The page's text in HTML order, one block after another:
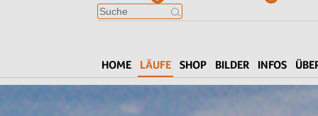
HOME LÄUFE SHOP BILDER INFOS